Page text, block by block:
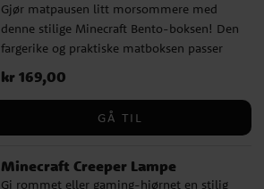
Gjør matpausen litt morsommere med
denne stilige Minecraft Bento-boksen! Den
fargerike og praktiske matboksen passer
perfekt til skolen, turer eller
gamingstasjonen hjemme. Boksen er laget
av slitesterk plast og har en praktisk
skillevegg som holder maten adskilt. Den
gaffel – og lokket har motiver fra
Minecraft-verdenen. ✔️ Slitesterk matboks
Pris:kr 169,00
kr 169,00
GÅ TIL
Minecraft Creeper Lampe
Gi rommet eller gaming-hjørnet en stilig